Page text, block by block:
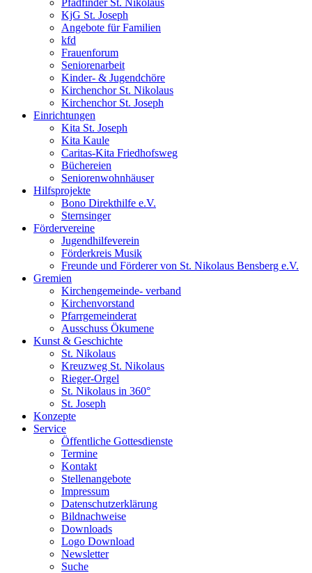
Pfadfinder St. Nikolaus
KjG St. Joseph
Angebote für Familien
kfd
Frauenforum
Seniorenarbeit
Kinder- & Jugendchöre
Kirchenchor St. Nikolaus
Kirchenchor St. Joseph
Einrichtungen
Kita St. Joseph
Kita Kaule
Caritas-Kita Friedhofsweg
Büchereien
Seniorenwohnhäuser
Hilfsprojekte
Bono Direkthilfe e.V.
Sternsinger
Fördervereine
Jugendhilfeverein
Förderkreis Musik
Freunde und Förderer von St. Nikolaus Bensberg e.V.
Gremien
Kirchengemeinde- verband
Kirchenvorstand
Pfarrgemeinderat
Ausschuss Ökumene
Kunst & Geschichte
St. Nikolaus
Kreuzweg St. Nikolaus
Rieger-Orgel
St. Nikolaus in 360°
St. Joseph
Konzepte
Service
Öffentliche Gottesdienste
Termine
Kontakt
Stellenangebote
Impressum
Datenschutzerklärung
Bildnachweise
Downloads
Logo Download
Newsletter
Suche